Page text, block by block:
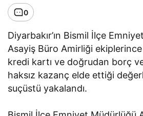
0
Diyarbakır’ın Bismil İlçe
Asayiş Büro Amirliği ekiplerince
kredi kartı ve doğrudan borç
haksız kazanç elde ettiği
suçüstü yakalandı.